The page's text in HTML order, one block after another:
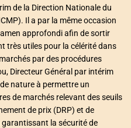
de la Direction Nationale du
Il a par la même occasion
approfondi afin de sortir
très utiles pour la célérité dans
par des procédures
Directeur Général par intérim
nature à permettre un
de marchés relevant des seuils
de prix (DRP) et de
la sécurité de